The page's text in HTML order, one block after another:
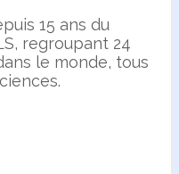
15 ans du
regroupant 24
le monde, tous